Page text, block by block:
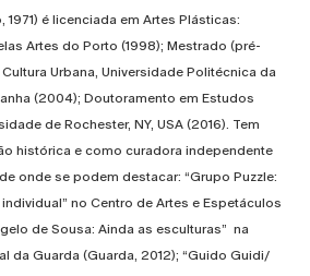
1971) é licenciada em Artes Plásticas:
Artes do Porto (1998); Mestrado (pré-
Urbana, Universidade Politécnica da
(2004); Doutoramento em Estudos
de Rochester, NY, USA (2016). Tem
histórica e como curadora independente
onde se podem destacar: “Grupo Puzzle:
no Centro de Artes e Espetáculos
de Sousa: Ainda as esculturas” na
da Guarda (Guarda, 2012); “Guido Guidi/